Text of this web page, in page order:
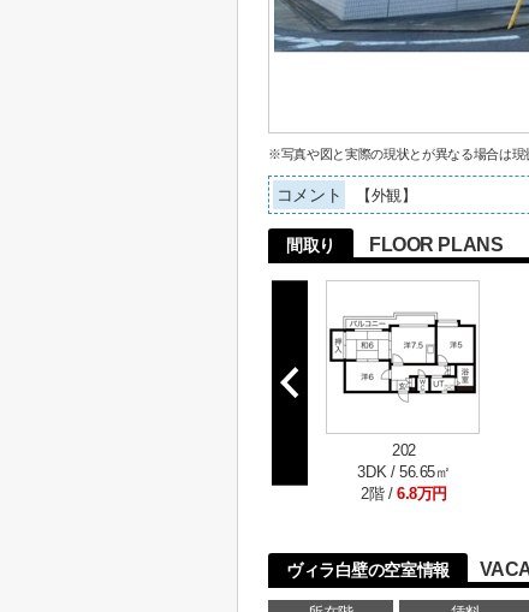
※写真や図と実際の現状とが異なる場合は現
コメント 【外観】
間取り FLOOR PLANS
202
3DK / 56.65㎡
2階 / 6.8万円
ヴィラ白壁の空室情報